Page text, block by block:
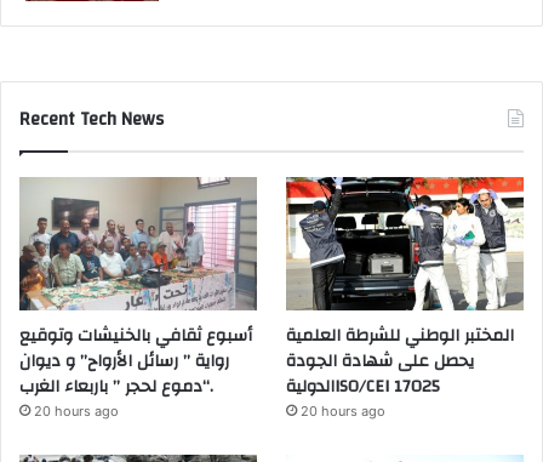
Recent Tech News
أسبوع ثقافي بالخنيشات وتوقيع
رواية ” رسائل الأرواح” و ديوان
“دموع لحجر ” باربعاء الغرب.
20 hours ago
المختبر الوطني للشرطة العلمية
يحصل على شهادة الجودة
الدوليةISO/CEI 17025
20 hours ago